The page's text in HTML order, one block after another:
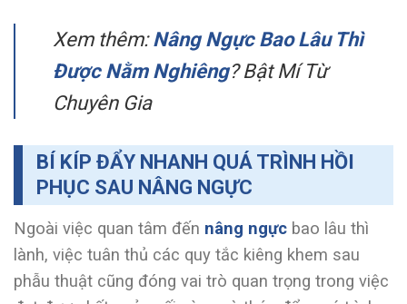
Xem thêm:Nâng Ngực Bao Lâu Thì
Được Nằm Nghiêng? Bật Mí Từ
Chuyên Gia
BÍ KÍP ĐẨY NHANH QUÁ TRÌNH HỒI
PHỤC SAU NÂNG NGỰC
Ngoài việc quan tâm đến nâng ngực bao lâu thì
lành, việc tuân thủ các quy tắc kiêng khem sau
phẫu thuật cũng đóng vai trò quan trọng trong việc